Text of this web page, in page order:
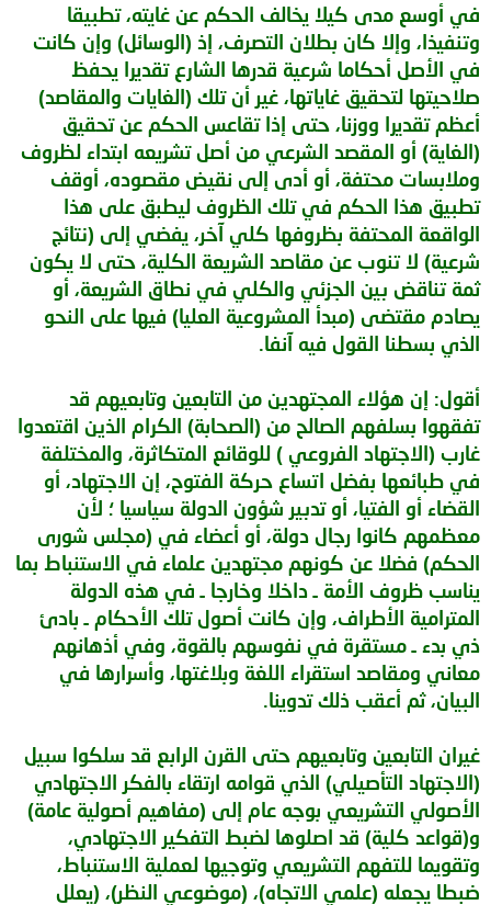
في أوسع مدى كيلا يخالف الحكم عن غايته، تطبيقا
وتنفيذا، وإلا كان بطلان التصرف، إذ (الوسائل) وإن كانت
في الأصل أحكاما شرعية قدرها الشارع تقديرا يحفظ
صلاحيتها لتحقيق غاياتها، غير أن تلك (الغايات والمقاصد)
أعظم تقديرا ووزنا، حتى إذا تقاعس الحكم عن تحقيق
(الغاية) أو المقصد الشرعي من أصل تشريعه ابتداء لظروف
وملابسات محتفة، أو أدى إلى نقيض مقصوده، أوقف
تطبيق هذا الحكم في تلك الظروف ليطبق على هذا
الواقعة المحتفة بظروفها كلي آخر، يفضي إلى (نتائج
شرعية) لا تنوب عن مقاصد الشريعة الكلية، حتى لا يكون
ثمة تناقض بين الجزئي والكلي في نطاق الشريعة، أو
يصادم مقتضى (مبدأ المشروعية العليا) فيها على النحو
الذي بسطنا القول فيه آنفا.
أقول: إن هؤلاء المجتهدين من التابعين وتابعيهم قد
تفقهوا بسلفهم الصالح من (الصحابة) الكرام الذين اقتعدوا
غارب (الاجتهاد الفروعي ) للوقائع المتكاثرة، والمختلفة
في طبائعها بفضل اتساع حركة الفتوح، إن الاجتهاد، أو
القضاء أو الفتيا، أو تدبير شؤون الدولة سياسيا ؛ لأن
معظمهم كانوا رجال دولة، أو أعضاء في (مجلس شورى
الحكم) فضلا عن كونهم مجتهدين علماء في الاستنباط بما
يناسب ظروف الأمة ـ داخلا وخارجا ـ في هذه الدولة
المترامية الأطراف، وإن كانت أصول تلك الأحكام ـ بادئ
ذي بدء ـ مستقرة في نفوسهم بالقوة، وفي أذهانهم
معاني ومقاصد استقراء اللغة وبلاغتها، وأسرارها في
البيان، ثم أعقب ذلك تدوينا.
غيران التابعين وتابعيهم حتى القرن الرابع قد سلكوا سبيل
(الاجتهاد التأصيلي) الذي قوامه ارتقاء بالفكر الاجتهادي
الأصولي التشريعي بوجه عام إلى (مفاهيم أصولية عامة)
و(قواعد كلية) قد اصلوها لضبط التفكير الاجتهادي،
وتقويما للتفهم التشريعي وتوجيها لعملية الاستنباط،
ضبطا يجعله (علمي الاتجاه)، (موضوعي النظر)، (يعلل